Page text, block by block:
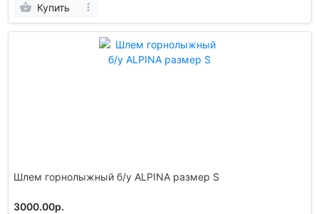
Купить
Шлем гoрнолыжный б/у ALPINA размер S
3000.00р.